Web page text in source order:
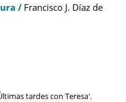
/Francisco J. Díaz de
tardes con Teresa'.